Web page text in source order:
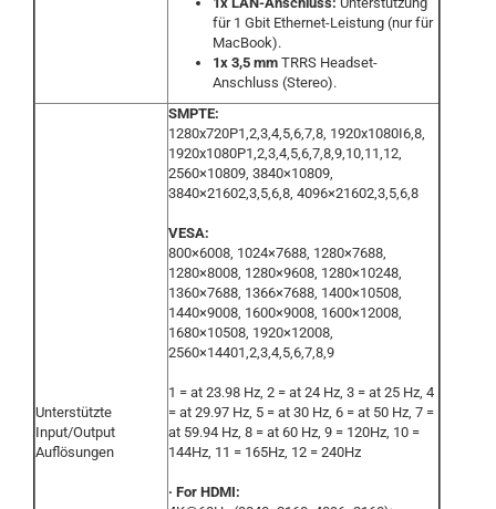
für 1 Gbit Ethernet-Leistung (nur für
MacBook).
1x 3,5 mm TRRS Headset-
Anschluss (Stereo).
Unterstützte
Input/Output
Auflösungen
SMPTE:
1280x720P1,2,3,4,5,6,7,8, 1920x1080I6,8,
1920x1080P1,2,3,4,5,6,7,8,9,10,11,12,
2560×10809, 3840×10809,
3840×21602,3,5,6,8, 4096×21602,3,5,6,8
VESA:
800×6008, 1024×7688, 1280×7688,
1280×8008, 1280×9608, 1280×10248,
1360×7688, 1366×7688, 1400×10508,
1440×9008, 1600×9008, 1600×12008,
1680×10508, 1920×12008,
2560×14401,2,3,4,5,6,7,8,9
1 = at 23.98 Hz, 2 = at 24 Hz, 3 = at 25 Hz, 4
= at 29.97 Hz, 5 = at 30 Hz, 6 = at 50 Hz, 7 =
at 59.94 Hz, 8 = at 60 Hz, 9 = 120Hz, 10 =
144Hz, 11 = 165Hz, 12 = 240Hz
· For HDMI: